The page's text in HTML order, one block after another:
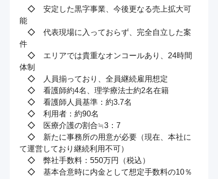
◇　安定した黒字事業、今後更なる売上拡大可
能
◇　代表現場に入っておらず、完全自立した案
件
◇　エリアでは貴重なオンコールあり、24時間
体制
◇　人員揃っており、全員継続雇用想定
◇　看護師約4名、理学療法士約2名在籍
◇　看護師人員基準：約3.7名
◇　利用者：約90名
◇　医療介護の割合≒3：7
◇　新たに事務所の用意が必要（現在、本社に
て運営しており継続利用不可）
◇　弊社手数料：550万円（税込）
◇　基本合意時に内金として想定手数料の10％